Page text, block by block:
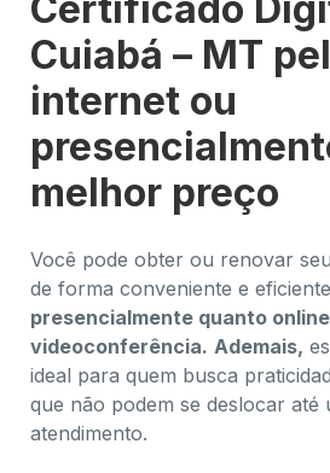
Cuiabá – MT
internet ou
melhor preço
Você pode obter ou renovar
de forma conveniente e
presencialmente quanto
videoconferência. Ademais,
ideal para quem busca
que não podem se deslocar até
atendimento.